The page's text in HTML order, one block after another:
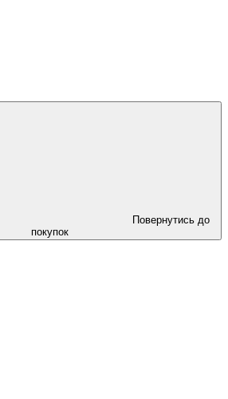
Повернутись до
покупок